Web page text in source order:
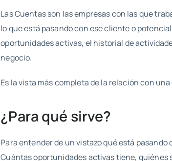
Las Cuentas son las empresas con las que
lo que está pasando con ese cliente o
oportunidades activas, el historial de
negocio.
Es la vista más completa de la relación con una
¿Para qué sirve?
Para entender de un vistazo qué está
Cuántas oportunidades activas tiene, quiénes